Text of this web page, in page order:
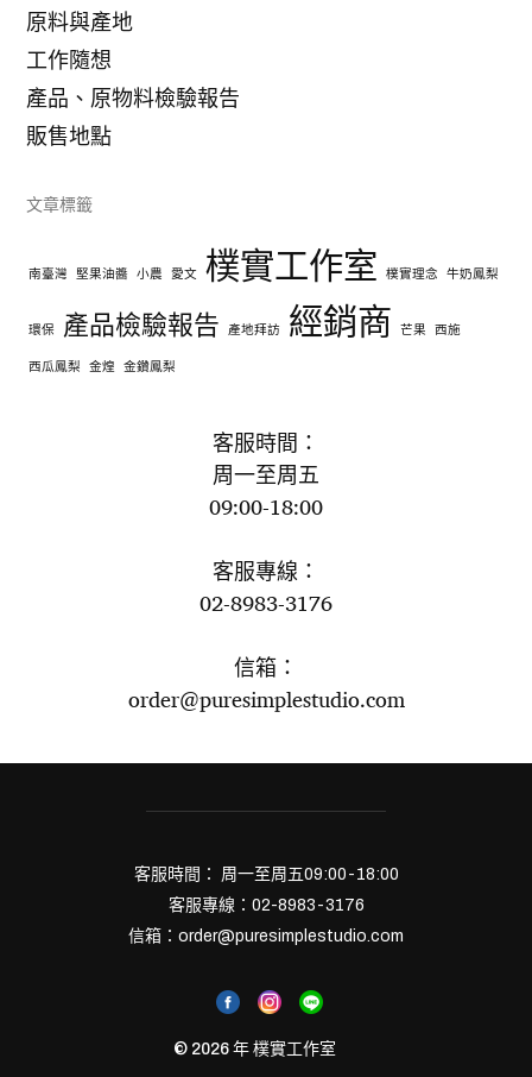
原料與產地
工作隨想
產品、原物料檢驗報告
販售地點
文章標籤
南臺灣 堅果油醬 小農 愛文 樸實工作室 樸實理念 牛奶鳳梨
環保 產品檢驗報告 產地拜訪 經銷商 芒果 西施
西瓜鳳梨 金煌 金鑽鳳梨
客服時間：
周一至周五
09:00-18:00
客服專線：
02-8983-3176
信箱：
order@puresimplestudio.com
客服時間： 周一至周五09:00-18:00
客服專線：02-8983-3176
信箱：order@puresimplestudio.com
© 2026 年 樸實工作室